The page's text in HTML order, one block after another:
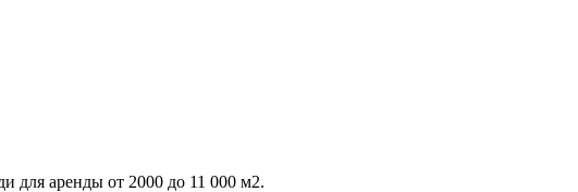
для аренды от 2000 до 11 000 м2.